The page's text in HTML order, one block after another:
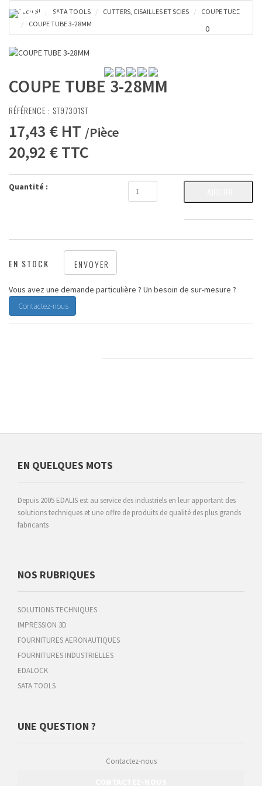
0 €
0
Accueil SATA TOOLS CUTTERS, CISAILLES ET SCIES
COUPE TUBE
COUPE TUBE 3-28MM
COUPE TUBE 3-28MM
RÉFÉRENCE : ST97301ST
17,43 € HT /Pièce
20,92 €TTC
Quantité :
EN STOCK ENVOYER
Vous avez une demande particulière ? Un besoin de sur-mesure ?
Contactez-nous
EN QUELQUES MOTS
Depuis 2005 EDALIS est au service des industriels en leur apportant des
solutions techniques et une offre de produits de qualité des plus grands
fabricants
NOS RUBRIQUES
SOLUTIONS TECHNIQUES
IMPRESSION 3D
FOURNITURES AERONAUTIQUES
FOURNITURES INDUSTRIELLES
EDALOCK
SATA TOOLS
UNE QUESTION ?
Contactez-nous